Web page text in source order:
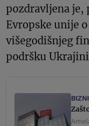
pozdravljena je,
Evropske unije
višegodišnjeg
podršku